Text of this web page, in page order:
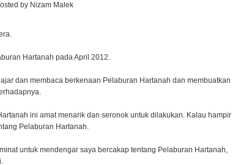
by Nizam Malek
Hartanah pada April 2012.
dan membaca berkenaan Pelaburan Hartanah dan membuatkan
ini amat menarik dan seronok untuk dilakukan. Kalau hampir
Pelaburan Hartanah.
untuk mendengar saya bercakap tentang Pelaburan Hartanah,